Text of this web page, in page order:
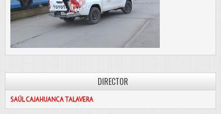
DIRECTOR
SAÚL CAJAHUANCA TALAVERA